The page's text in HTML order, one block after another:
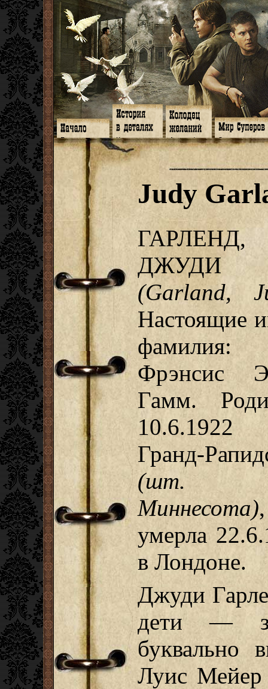
Главная
Программа
Форум
Facebook
Гостевая
Книги
Галереи
Музыка
Видео
Субтитры
Заметки
Мысли
Откровение
Арт-кафе
Игромания
Фанфики
Обои
Фанарт
Анекдоты
Передоз
Страшилки
Знакомство
Обитатели
Семейное
Дневник
Арсенал
СИЗО
Суперы от и
Judy
ГАРЛЕНД,
ДЖУДИ
(Garland,
Настоящие
фамилия:
Фрэнсис
Гамм.
Гранд-
(шт.
Миннесота),
умерла
в Лондоне.
Джуди
дети —
буквально
Луис Мейер